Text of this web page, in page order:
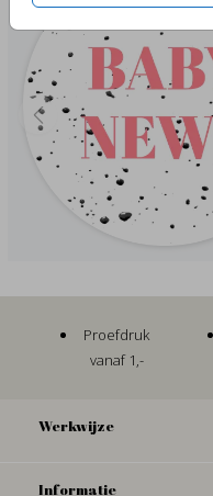
Proefdruk
vanaf 1,-
Werkwijze
Informatie